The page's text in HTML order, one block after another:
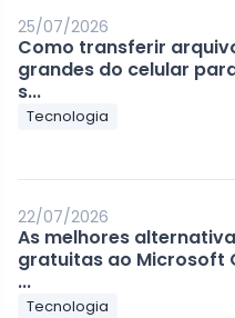
25/07/2026
Como transferir
grandes do celular
s...
Tecnologia
22/07/2026
As melhores
gratuitas ao Microsoft
...
Tecnologia